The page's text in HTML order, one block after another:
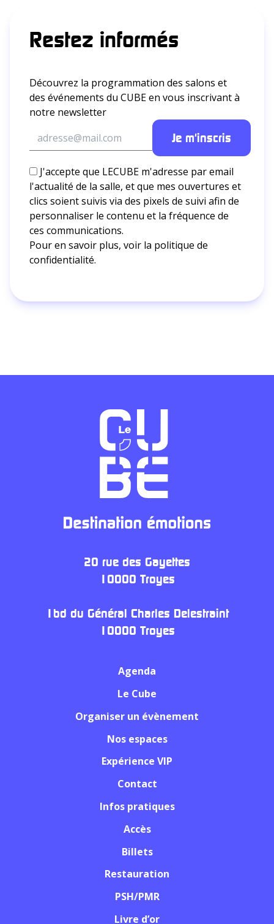
Restez informés
Découvrez la programmation des salons et
des événements du CUBE en vous inscrivant à
notre newsletter
J'accepte que LECUBE m'adresse par email
l'actualité de la salle, et que mes ouvertures et
clics soient suivis via des pixels de suivi afin de
personnaliser le contenu et la fréquence de
ces communications.
Pour en savoir plus, voir la politique de
confidentialité.
20 rue des Gayettes
10000 Troyes
1bd du Général Charles Delestraint
10000 Troyes
Agenda
Le Cube
Organiser un évènement
Nos espaces
Expérience VIP
Contact
Infos pratiques
Accès
Billets
Restauration
PSH/PMR
Livre d’or